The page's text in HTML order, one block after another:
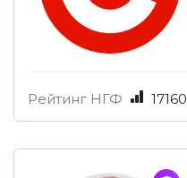
Рейтинг НГФ 17160